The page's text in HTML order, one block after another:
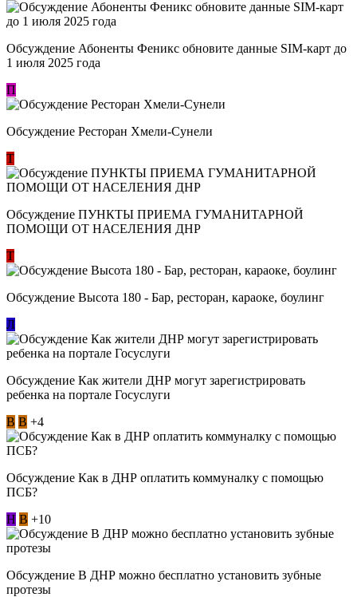
Обсуждение Абоненты Феникс обновите данные SIM-карт до
1 июля 2025 года
П
Обсуждение Ресторан Хмели-Сунели
Т
Обсуждение ​ПУНКТЫ ПРИЕМА ГУМАНИТАРНОЙ
ПОМОЩИ ОТ НАСЕЛЕНИЯ ДНР
Т
Обсуждение Высота 180 - Бар, ресторан, караоке, боулинг
Л
Обсуждение Как жители ДНР могут зарегистрировать
ребенка на портале Госуслуги
В В +4
Обсуждение Как в ДНР оплатить коммуналку с помощью
ПСБ?
Н В +10
Обсуждение В ДНР можно бесплатно установить зубные
протезы